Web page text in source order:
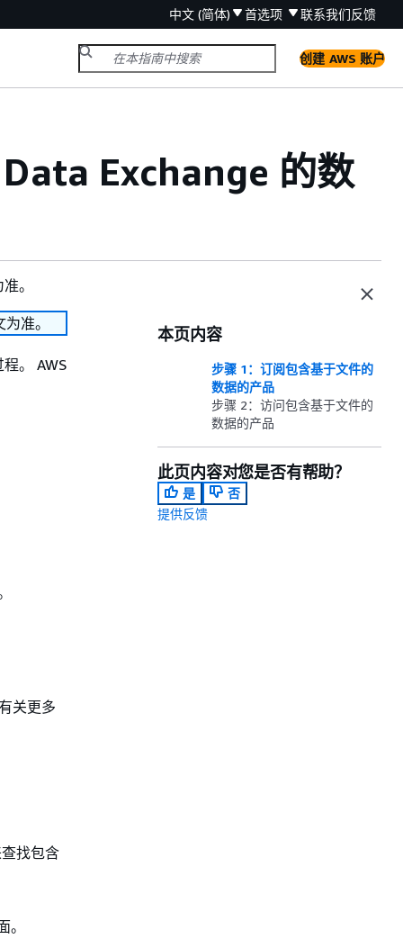
中文 (简体) 首选项 联系我们反馈
创建 AWS 账户
Exchange 的数
。
准。
。 AWS
关更多
找包含
本页内容
步骤 1：订阅包含基于文件的
数据的产品
步骤 2：访问包含基于文件的
数据的产品
此页内容对您是否有帮助？
是
否
提供反馈